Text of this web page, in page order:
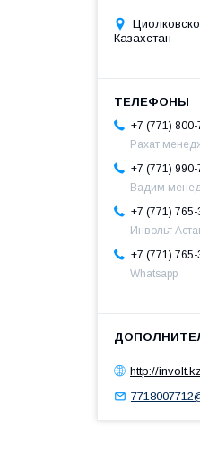
Казахстан
+7 (771) 800-
Рахат
+7 (771) 990-
Вадим
+7 (771) 765-
Инвольт
+7 (771) 765-
Whatsapp
http://involt.kz